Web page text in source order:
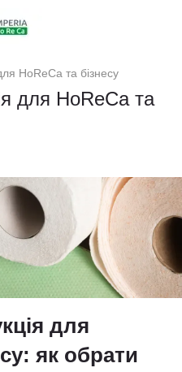
HoReCa та бізнесу
для HoReCa та
для
як обрати